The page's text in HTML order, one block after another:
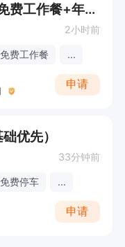
销售代表 薪酬面议（社保+免费工作餐+年底奖金+出差补贴+工龄奖+年假））
2小时前
免费工作餐 ...
申请
优先）
33分钟前
免费停车 ...
申请